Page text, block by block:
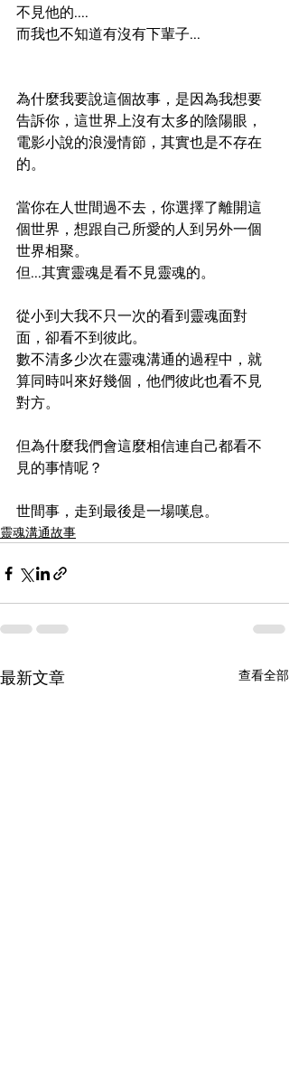
不見他的....
而我也不知道有沒有下輩子...
為什麼我要說這個故事，是因為我想要
告訴你，這世界上沒有太多的陰陽眼，
電影小說的浪漫情節，其實也是不存在
的。
當你在人世間過不去，你選擇了離開這
個世界，想跟自己所愛的人到另外一個
世界相聚。
但...其實靈魂是看不見靈魂的。
從小到大我不只一次的看到靈魂面對
面，卻看不到彼此。
數不清多少次在靈魂溝通的過程中，就
算同時叫來好幾個，他們彼此也看不見
對方。
但為什麼我們會這麼相信連自己都看不
見的事情呢？
世間事，走到最後是一場嘆息。
靈魂溝通故事
最新文章 查看全部